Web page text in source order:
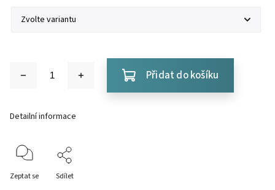
Přidat do košíku
Detailní informace
Zeptat se Sdílet